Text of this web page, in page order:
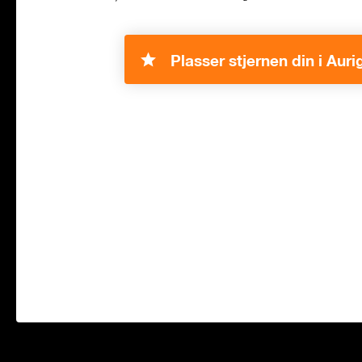
Plasser stjernen din i